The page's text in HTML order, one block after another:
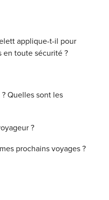
applique-t-il pour
en toute sécurité ?
Quelles sont les
?
prochains voyages ?